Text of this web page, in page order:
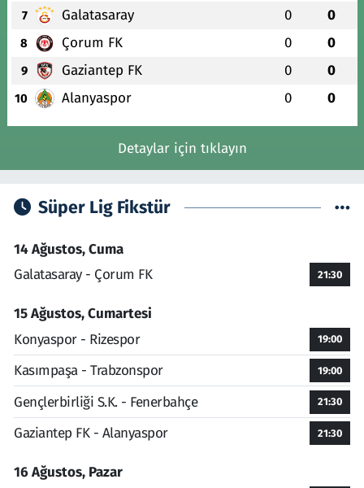
7 Galatasaray 0 0
8 Çorum FK 0 0
9 Gaziantep FK 0 0
10 Alanyaspor 0 0
Detaylar için tıklayın
Süper Lig Fikstür
14 Ağustos, Cuma
Galatasaray - Çorum FK
21:30
15 Ağustos, Cumartesi
Konyaspor - Rizespor
19:00
Kasımpaşa - Trabzonspor 19:00
Gençlerbirliği S.K. - Fenerbahçe 21:30
Gaziantep FK - Alanyaspor 21:30
16 Ağustos, Pazar